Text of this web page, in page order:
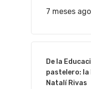
7 meses ago
De la
pastelero:
Natalí Rivas